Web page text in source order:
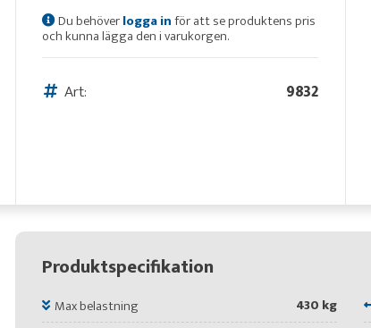
Du behöverlogga inför att se produktens pris
och kunna lägga den i varukorgen.
Art: 9832
Produktspecifikation
Max belastning 430 kg